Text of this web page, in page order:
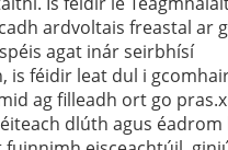
ardvoltais freastal ar
agat inár seirbhísí
is féidir leat dul i
ag filleadh ort go
dlúth agus éadrom